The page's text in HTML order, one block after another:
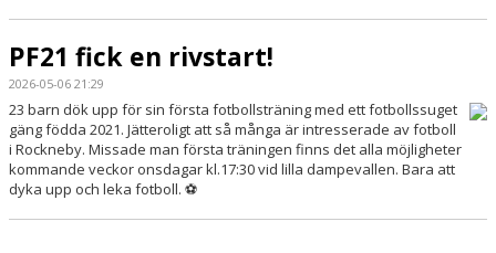
PF21 fick en rivstart!
2026-05-06 21:29
23 barn dök upp för sin första fotbollsträning med ett fotbollssuget
gäng födda 2021. Jätteroligt att så många är intresserade av fotboll
i Rockneby. Missade man första träningen finns det alla möjligheter
kommande veckor onsdagar kl.17:30 vid lilla dampevallen. Bara att
dyka upp och leka fotboll. ⚽️